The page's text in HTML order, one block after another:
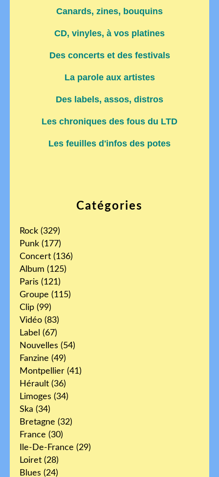
Catégories
Rock (329)
Punk (177)
Concert (136)
Album (125)
Paris (121)
Groupe (115)
Clip (99)
Vidéo (83)
Label (67)
Nouvelles (54)
Fanzine (49)
Montpellier (41)
Hérault (36)
Limoges (34)
Ska (34)
Bretagne (32)
France (30)
Ile-De-France (29)
Loiret (28)
Blues (24)
Canards, zines, bouquins
CD, vinyles, à vos platines
Des concerts et des festivals
La parole aux artistes
Des labels, assos, distros
Les chroniques des fous du LTD
Les feuilles d'infos des potes